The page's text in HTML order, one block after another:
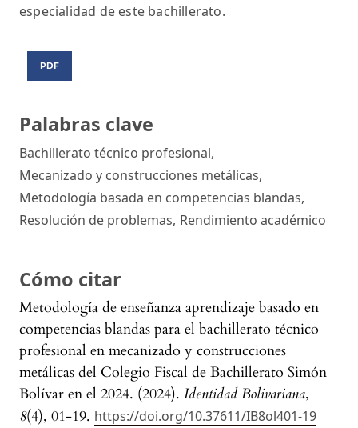
Palabras clave
Bachillerato técnico profesional,
Mecanizado y construcciones metálicas,
Metodología basada en competencias blandas,
Resolución de problemas, Rendimiento académico
Cómo citar
Metodología de enseñanza aprendizaje basado en
competencias blandas para el bachillerato técnico
profesional en mecanizado y construcciones
metálicas del Colegio Fiscal de Bachillerato Simón
Bolívar en el 2024. (2024). Identidad Bolivariana,
8(4), 01-19. https://doi.org/10.37611/IB8ol401-19
especialidad de este bachillerato.
PDF